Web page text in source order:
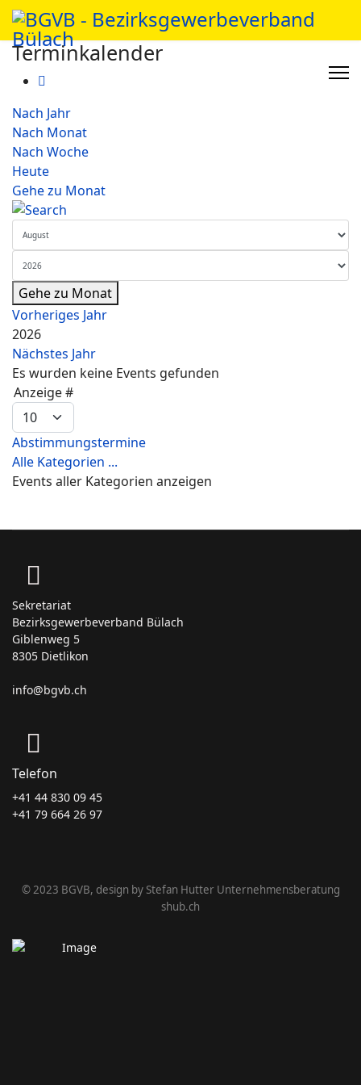
Terminkalender
Nach Jahr
Nach Monat
Nach Woche
Heute
Gehe zu Monat
Gehe zu Monat
Vorheriges Jahr
2026
Nächstes Jahr
Es wurden keine Events gefunden
Limite der Paginierungsliste
Anzeige #
Abstimmungstermine
Alle Kategorien ...
Events aller Kategorien anzeigen
Sekretariat
Bezirksgewerbeverband Bülach
Giblenweg 5
8305 Dietlikon
info@bgvb.ch
Telefon
+41 44 830 09 45
+41 79 664 26 97
© 2023 BGVB, design by Stefan Hutter Unternehmensberatung
shub.ch